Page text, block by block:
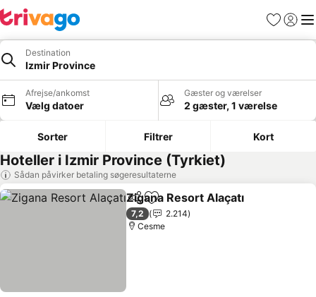
Favoritter
Log ind
Destination
Izmir Province
Afrejse/ankomst
Vælg datoer
Gæster og værelser
2 gæster, 1 værelse
Sorter Filtrer Kort
Hoteller i Izmir Province (Tyrkiet)
Sådan påvirker betaling søgeresultaterne
Del Føj til favoritter
Zigana Resort Alaçatı
7,2
2.214
Cesme